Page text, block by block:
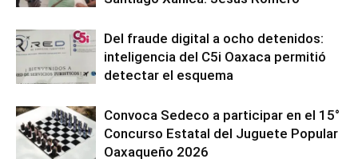
Del fraude digital a ocho detenidos:
inteligencia del C5i Oaxaca permitió
detectar el esquema
Convoca Sedeco a participar en el 15°
Concurso Estatal del Juguete Popular
Oaxaqueño 2026